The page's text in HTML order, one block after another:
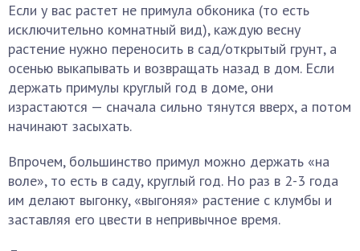
Если у вас растет не примула обконика (то есть
исключительно комнатный вид), каждую весну
растение нужно переносить в сад/открытый грунт, а
осенью выкапывать и возвращать назад в дом. Если
держать примулы круглый год в доме, они
израстаются — сначала сильно тянутся вверх, а потом
начинают засыхать.
Впрочем, большинство примул можно держать «на
воле», то есть в саду, круглый год. Но раз в 2-3 года
им делают выгонку, «выгоняя» растение с клумбы и
заставляя его цвести в непривычное время.